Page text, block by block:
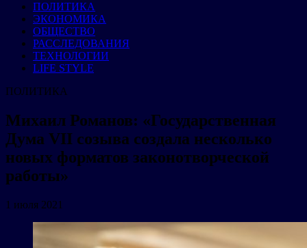
ПОЛИТИКА
ЭКОНОМИКА
ОБЩЕСТВО
РАССЛЕДОВАНИЯ
ТЕХНОЛОГИИ
LIFE STYLE
ПОЛИТИКА
Михаил Романов: «Государственная
Дума VII созыва создала несколько
новых форматов законотворческой
работы»
1 июля 2021